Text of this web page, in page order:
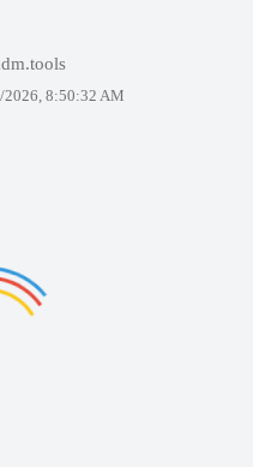
2026, 8:50:32 AM